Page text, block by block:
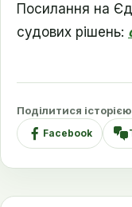
Посилання на
судових рішень:
Поділитися історією
Facebook